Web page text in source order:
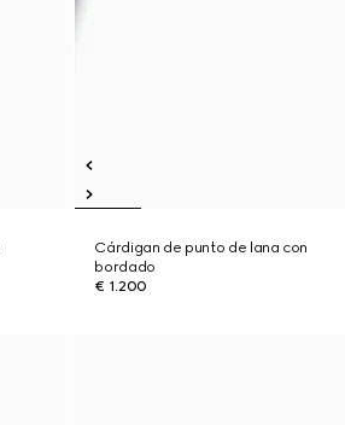
Cárdigan de punto de lana con
bordado
€ 1.200